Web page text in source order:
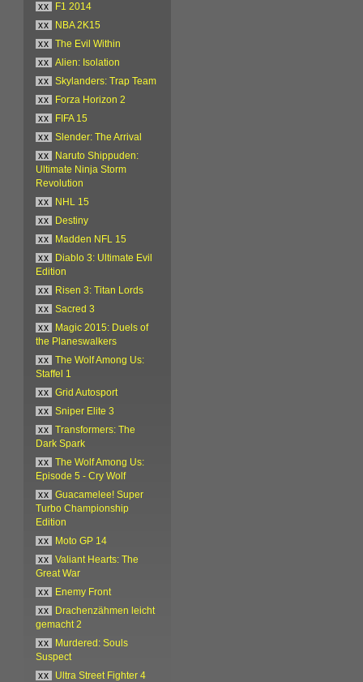
xx
F1 2014
xx
NBA 2K15
xx
The Evil Within
xx
Alien: Isolation
xx
Skylanders: Trap Team
xx
Forza Horizon 2
xx
FIFA 15
xx
Slender: The Arrival
xx
Naruto Shippuden:
Ultimate Ninja Storm
Revolution
xx
NHL 15
xx
Destiny
xx
Madden NFL 15
xx
Diablo 3: Ultimate Evil
Edition
xx
Risen 3: Titan Lords
xx
Sacred 3
xx
Magic 2015: Duels of
the Planeswalkers
xx
The Wolf Among Us:
Staffel 1
xx
Grid Autosport
xx
Sniper Elite 3
xx
Transformers: The
Dark Spark
xx
The Wolf Among Us:
Episode 5 - Cry Wolf
xx
Guacamelee! Super
Turbo Championship
Edition
xx
Moto GP 14
xx
Valiant Hearts: The
Great War
xx
Enemy Front
xx
Drachenzähmen leicht
gemacht 2
xx
Murdered: Souls
Suspect
xx
Ultra Street Fighter 4